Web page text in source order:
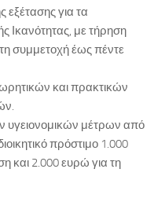
εξέτασης για τα
Ικανότητας, με τήρηση
συμμετοχή έως πέντε
και πρακτικών
υγειονομικών μέτρων από
πρόστιμο 1.000
και 2.000 ευρώ για τη